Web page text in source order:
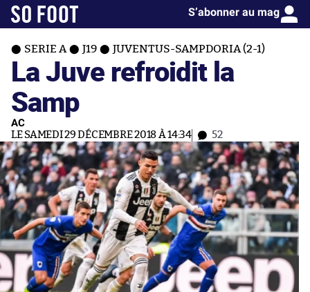
S’abonner au mag
SERIE A J19 JUVENTUS-SAMPDORIA (2-1)
La Juve refroidit la
Samp
AC
LE SAMEDI 29 DÉCEMBRE 2018 À 14:34 52